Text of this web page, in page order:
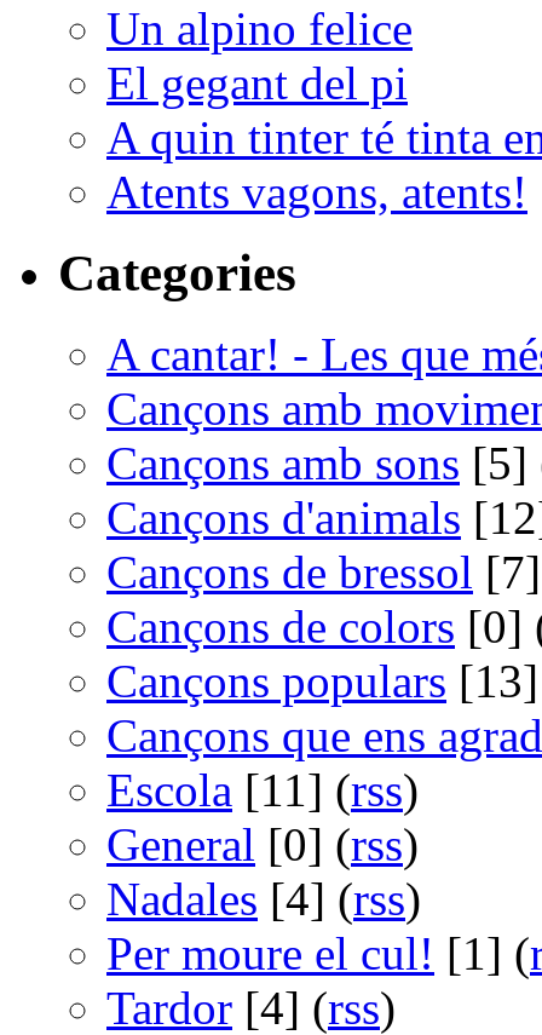
Un alpino felice
El gegant del pi
A quin tinter té tinta
Atents vagons, atents!
Categories
A cantar! - Les que
Cançons amb
Cançons amb sons [5]
Cançons d'animals
Cançons de bressol
Cançons de colors [0]
Cançons populars
Cançons que ens
Escola [11] (rss)
General [0] (rss)
Nadales [4] (rss)
Per moure el cul! [1] (
Tardor [4] (rss)